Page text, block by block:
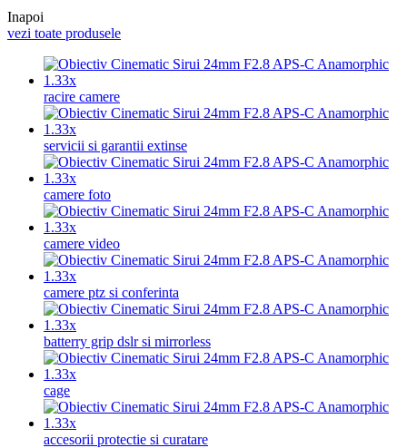
Inapoi
vezi toate produsele
racire camere
servicii si garantii extinse
camere foto
camere video
camere ptz si conferinta
batterry grip dslr si mirrorless
cage
accesorii protectie si curatare